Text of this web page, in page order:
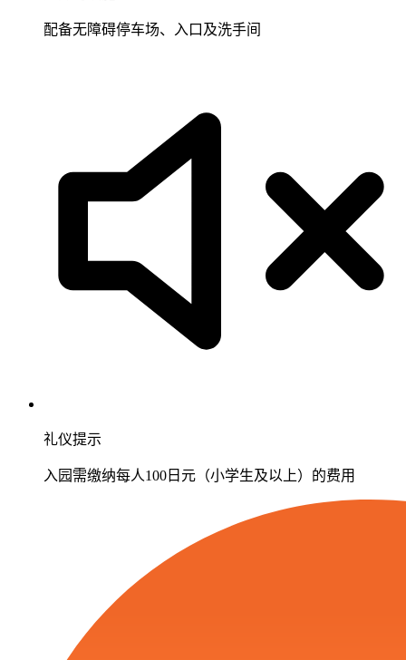
配备无障碍停车场、入口及洗手间
礼仪提示
入园需缴纳每人100日元（小学生及以上）的费用